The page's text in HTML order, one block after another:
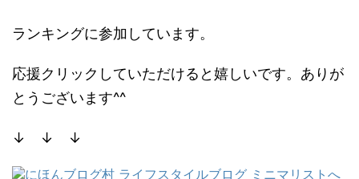
ランキングに参加しています。
応援クリックしていただけると嬉しいです。ありが
とうございます^^
↓ ↓ ↓